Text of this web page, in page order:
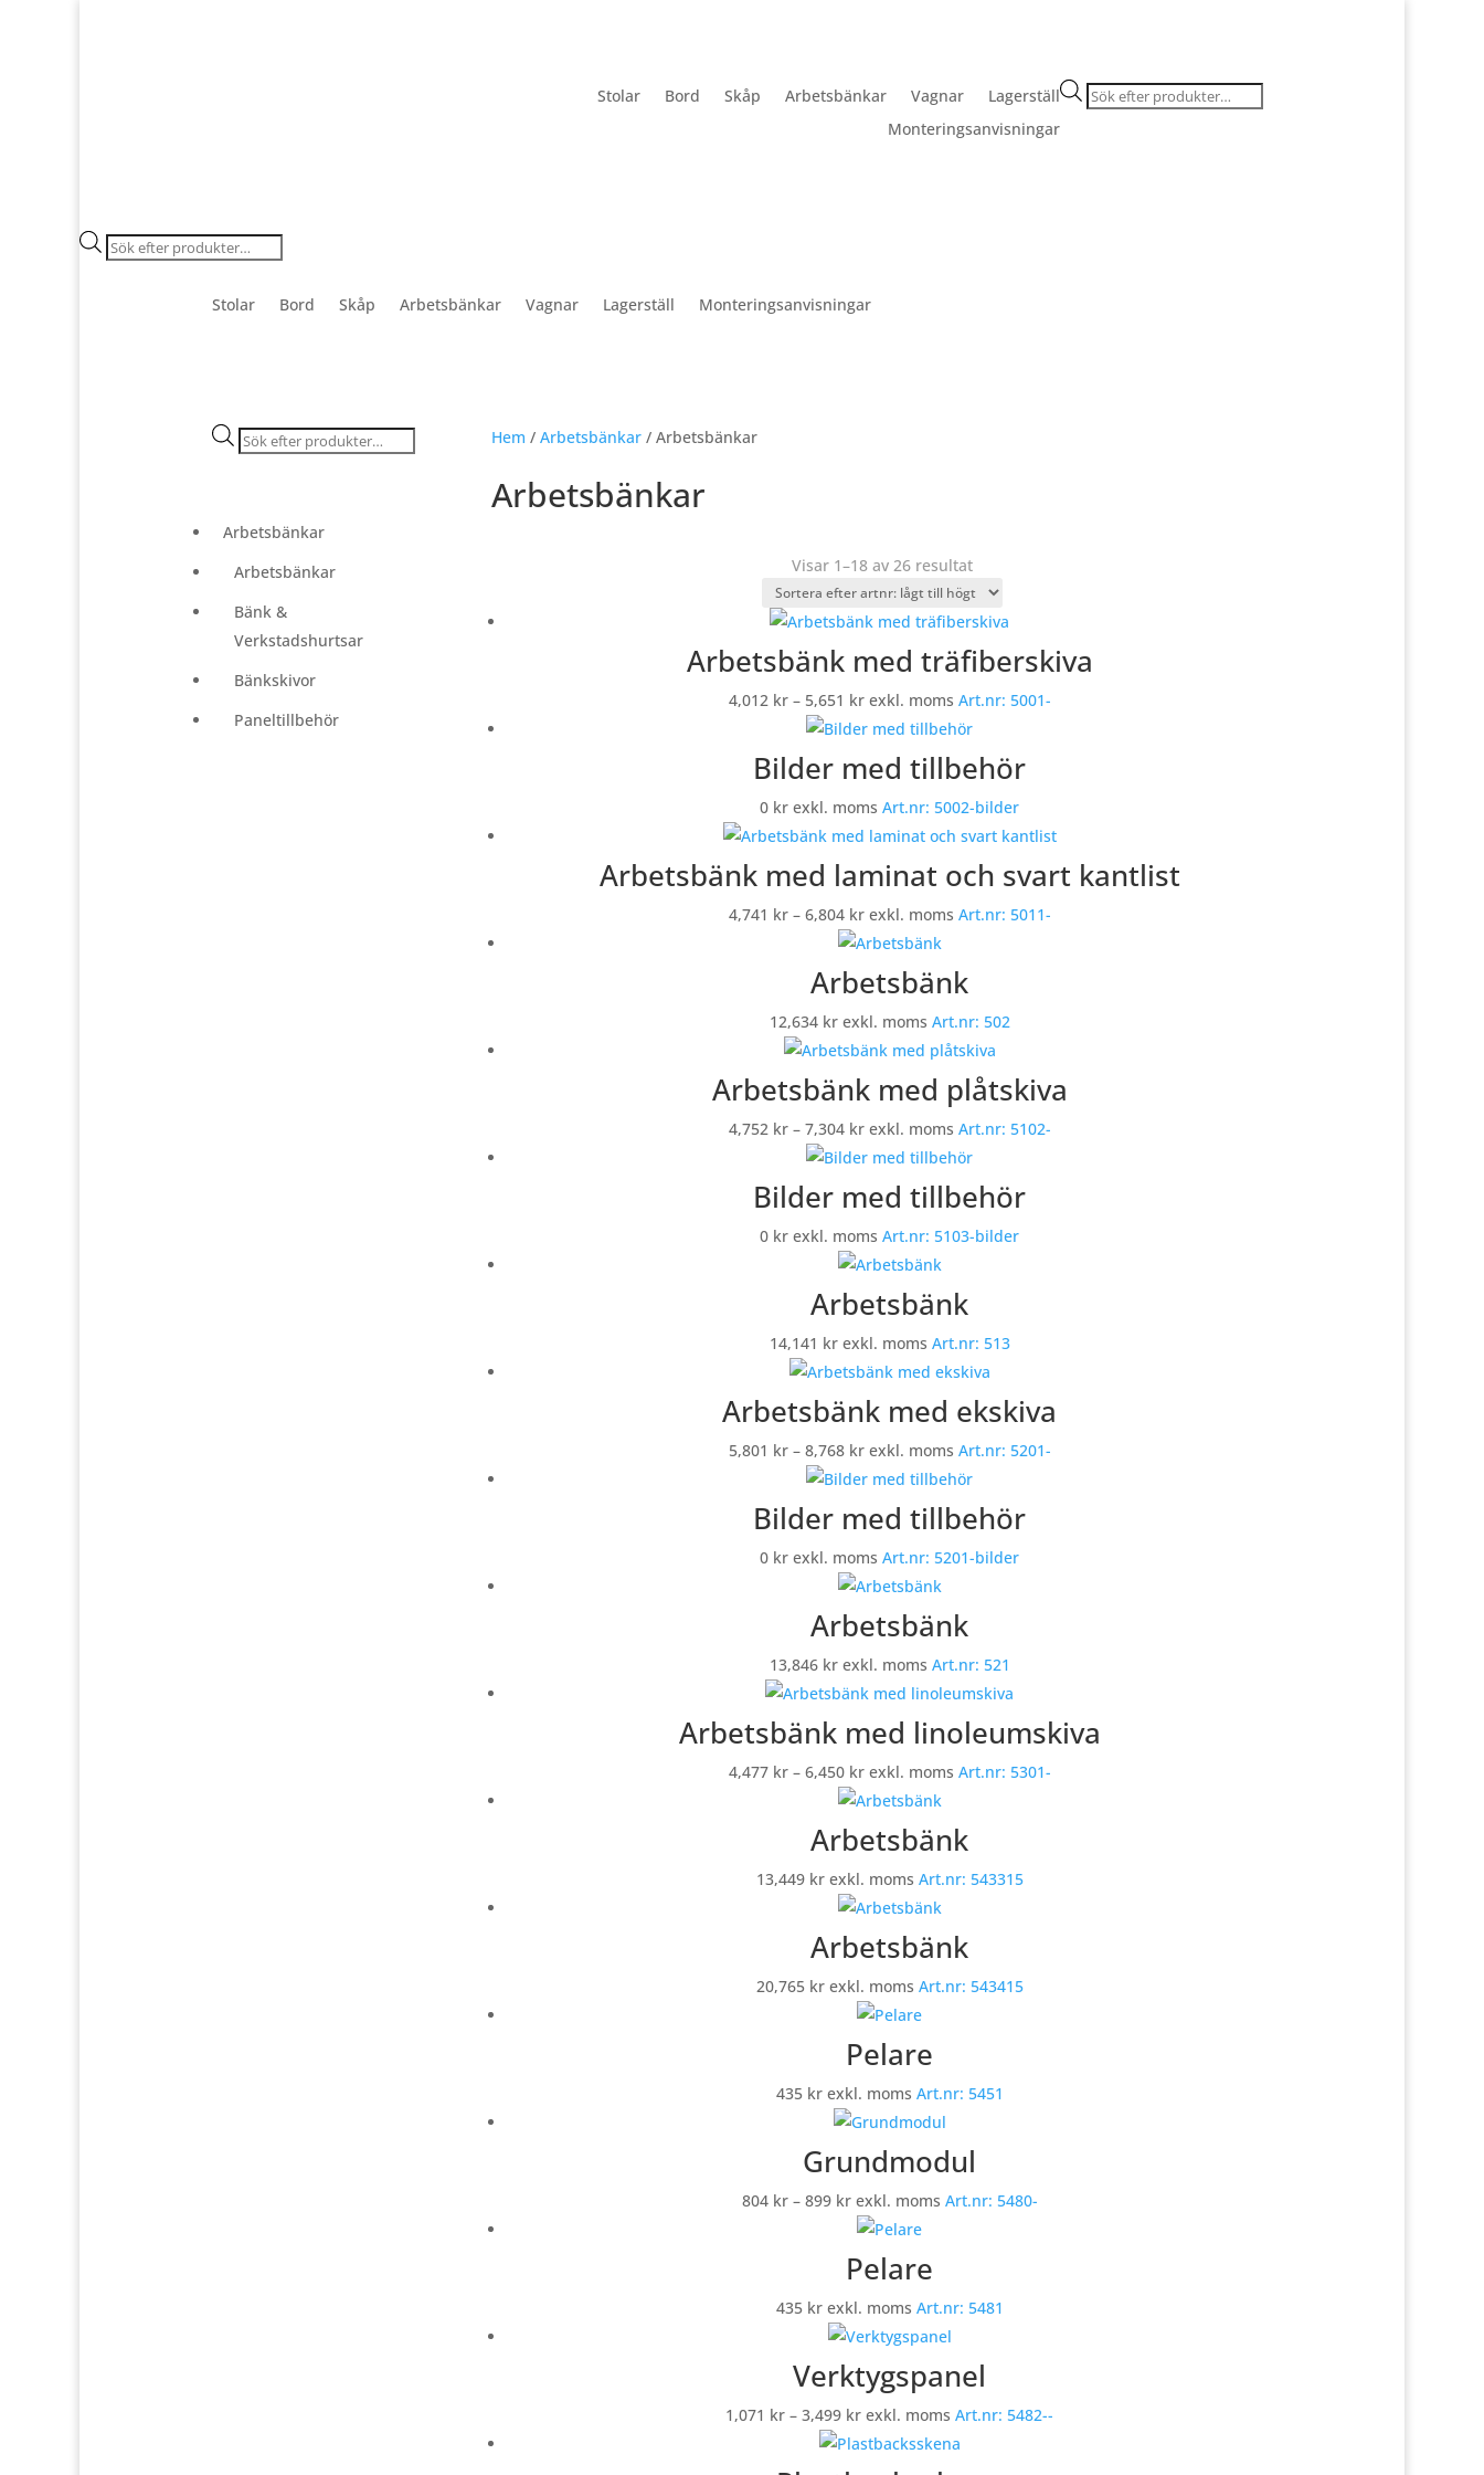
Stolar Bord Skåp Arbetsbänkar Vagnar
Lagerställ
Monteringsanvisningar
Products
search
Products
search
Stolar
Bord Skåp Arbetsbänkar Vagnar Lagerställ Monteringsanvisningar
Products
search
Arbetsbänkar
Arbetsbänkar
Bänk &
Verkstadshurtsar
Bänkskivor
Paneltillbehör
Hem /Arbetsbänkar / Arbetsbänkar
Arbetsbänkar
Visar 1–18 av 26 resultat
Arbetsbänk med träfiberskiva
4,012 kr – 5,651 krPrisintervall:
4,012 kr
5,651 kr
exkl. moms Art.nr: 5001-
Bilder med tillbehör
0 kr exkl. moms Art.nr:5002-bilder
Arbetsbänk med laminat och svart kantlist
4,741 kr – 6,804 krPrisintervall:
4,741 kr
till
6,804 kr
exkl. moms Art.nr: 5011-
Arbetsbänk
12,634 krexkl. moms Art.nr: 502
Arbetsbänk med plåtskiva
4,752 kr – 7,304 krPrisintervall:
4,752 kr
7,304 kr
exkl. moms Art.nr: 5102-
Bilder med tillbehör
0 kr exkl. moms Art.nr:5103-bilder
Arbetsbänk
14,141 krexkl. moms Art.nr: 513
Arbetsbänk med ekskiva
5,801 kr – 8,768 krPrisintervall:
5,801 kr
8,768 kr
exkl. moms Art.nr: 5201-
Bilder med tillbehör
0 kr exkl. moms Art.nr:5201-bilder
Arbetsbänk
13,846 krexkl. moms Art.nr: 521
Arbetsbänk med linoleumskiva
4,477 kr – 6,450 krPrisintervall:
4,477 kr
till
6,450 kr
exkl. moms Art.nr: 5301-
Arbetsbänk
13,449 krexkl. moms Art.nr: 543315
Arbetsbänk
20,765 krexkl. moms Art.nr: 543415
Pelare
435 krexkl. moms Art.nr: 5451
Grundmodul
804 kr – 899 krPrisintervall:
804 kr
till
899 kr
exkl. moms Art.nr: 5480-
Pelare
435 krexkl. moms Art.nr: 5481
Verktygspanel
1,071 kr – 3,499 krPrisintervall:
1,071 kr
exkl. moms Art.nr:5482--